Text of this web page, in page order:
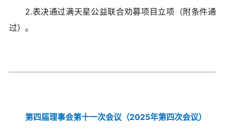
2.表决通过满天星公益联合劝募项目立项（附条件通
过）。
第四届理事会第十一次会议（2025年第四次会议）